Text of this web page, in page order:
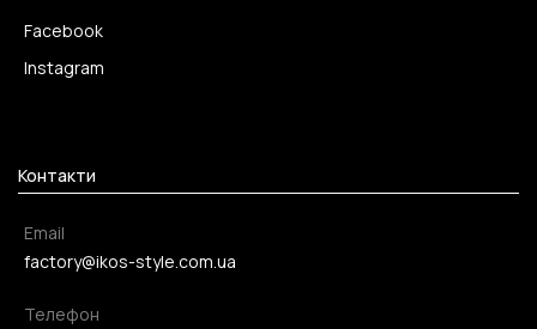
Facebook
Instagram
Контакти
Email
factory@ikos-style.com.ua
Телефон